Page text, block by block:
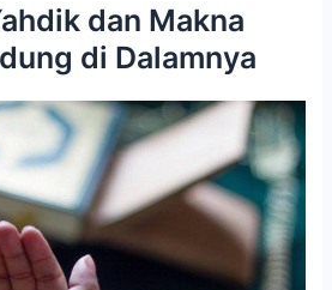
dan Makna
di Dalamnya